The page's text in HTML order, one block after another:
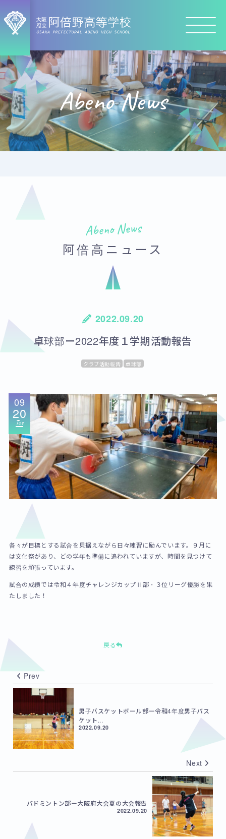
Abeno News
Abeno News
阿倍高ニュース
2022.09.20
卓球部ー2022年度１学期活動報告
クラブ活動報告 卓球部
09
20
Tue
各々が目標とする試合を見据えながら日々練習に励んでいます。９月に
は文化祭があり、どの学年も準備に追われていますが、時間を見つけて
練習を頑張っています。
試合の成績では令和４年度チャレンジカップⅡ部・３位リーグ優勝を果
たしました！
戻る
Prev
男子バスケットボール部ー令和4年度男子バス
ケット...
2022.09.20
Next
バドミントン部ー大阪府大会夏の大会報告
2022.09.20